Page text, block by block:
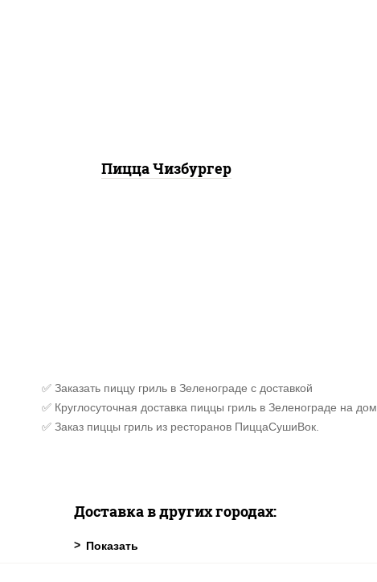
Пицца Чизбургер
✅ Заказать пиццу гриль в Зеленограде с доставкой
✅ Круглосуточная доставка пиццы гриль в Зеленограде на дом.
✅ Заказ пиццы гриль из ресторанов ПиццаСушиВок.
Доставка в других городах: